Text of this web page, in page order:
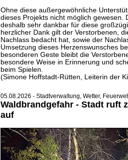
Ohne diese außergewöhnliche
dieses Projekts nicht möglich gewesen.
deshalb sehr dankbar für diese
herzlicher Dank gilt der Verstorbenen,
Nachlass bedacht hat, sowie der
Umsetzung dieses Herzenswunsches
besonderen Geste bleibt die
besondere Weise in Erinnerung und
beim Spielen.
(Simone Hoffstadt-Rütten, Leiterin der
05.08.2026 - Stadtverwaltung, Wetter,
Waldbrandgefahr - Stadt ruft
auf